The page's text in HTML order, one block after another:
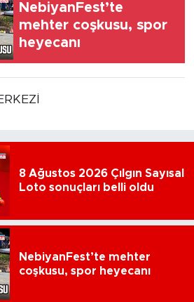
NebiyanFest’te
mehter coşkusu, spor
heyecanı
8 Ağustos 2026 Çılgın Sayısal
Loto sonuçları belli oldu
NebiyanFest’te mehter
coşkusu, spor heyecanı